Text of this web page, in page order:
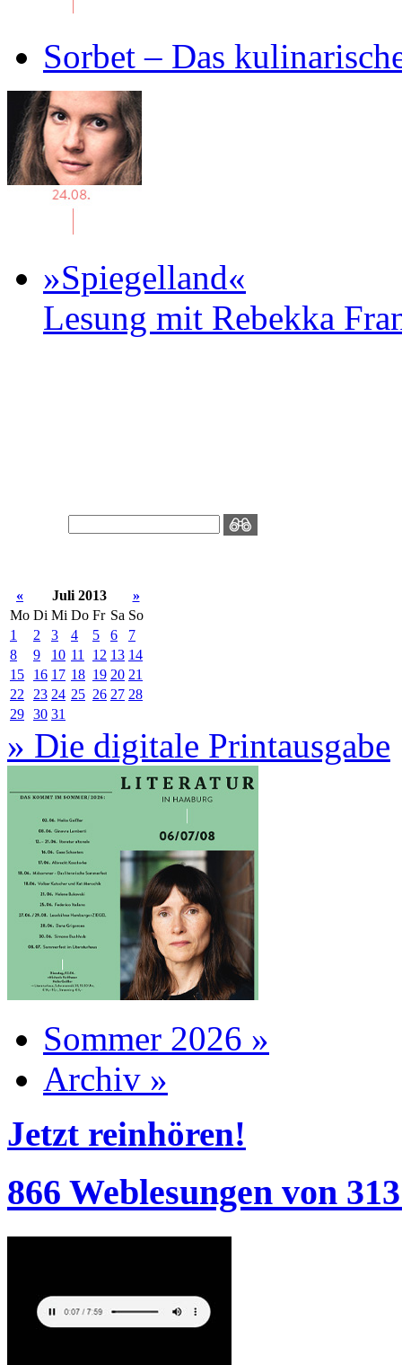
Sorbet – Das
»Spiegelland«
Lesung mit Rebekka
« Juli 2013
»
Mo Di Mi Do Fr Sa So
1
2 3 4 5 6
7
8
9 10 11 12 13 14
15
16 17 18 19 20 21
22
23 24 25 26 27 28
29 30 31
» Die digitale Printausgabe
Sommer 2026 »
Archiv »
Jetzt reinhören!
866 Weblesungen von